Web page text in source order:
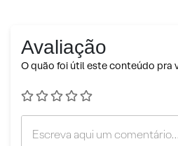
Avaliação
O quão foi útil este conteúdo pra